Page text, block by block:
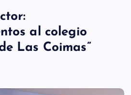
al colegio
Las Coimas”